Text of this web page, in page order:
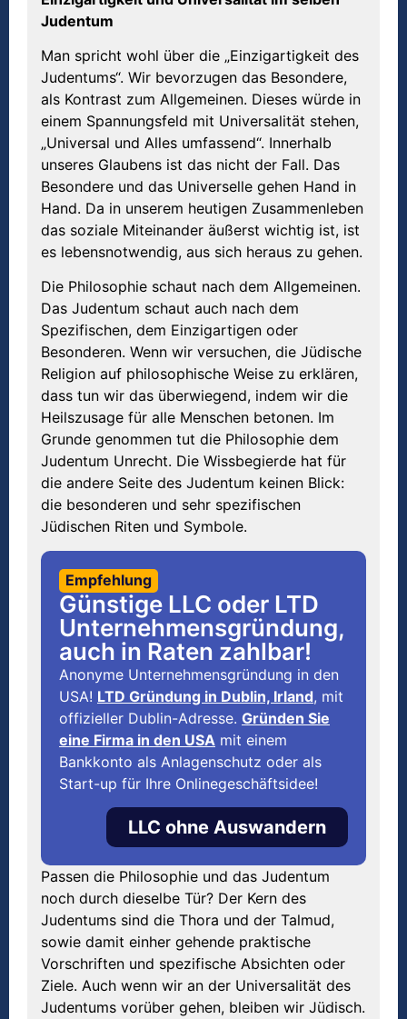
Judentum
Man spricht wohl über die „Einzigartigkeit des
Judentums“. Wir bevorzugen das Besondere,
als Kontrast zum Allgemeinen. Dieses würde in
einem Spannungsfeld mit Universalität stehen,
„Universal und Alles umfassend“. Innerhalb
unseres Glaubens ist das nicht der Fall. Das
Besondere und das Universelle gehen Hand in
Hand. Da in unserem heutigen Zusammenleben
das soziale Miteinander äußerst wichtig ist, ist
es lebensnotwendig, aus sich heraus zu gehen.
Die Philosophie schaut nach dem Allgemeinen.
Das Judentum schaut auch nach dem
Spezifischen, dem Einzigartigen oder
Besonderen. Wenn wir versuchen, die Jüdische
Religion auf philosophische Weise zu erklären,
dass tun wir das überwiegend, indem wir die
Heilszusage für alle Menschen betonen. Im
Grunde genommen tut die Philosophie dem
Judentum Unrecht. Die Wissbegierde hat für
die andere Seite des Judentum keinen Blick:
die besonderen und sehr spezifischen
Jüdischen Riten und Symbole.
Empfehlung
Günstige LLC oder LTD
Unternehmensgründung,
auch in Raten zahlbar!
Anonyme Unternehmensgründung in den
USA! LTD Gründung in Dublin, Irland, mit
offizieller Dublin-Adresse. Gründen Sie
eine Firma in den USA mit einem
Bankkonto als Anlagenschutz oder als
Start-up für Ihre Onlinegeschäftsidee!
LLC ohne Auswandern
Passen die Philosophie und das Judentum
noch durch dieselbe Tür? Der Kern des
Judentums sind die Thora und der Talmud,
sowie damit einher gehende praktische
Vorschriften und spezifische Absichten oder
Ziele. Auch wenn wir an der Universalität des
Judentums vorüber gehen, bleiben wir Jüdisch.